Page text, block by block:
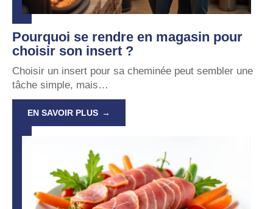
Pourquoi se rendre en magasin pour
choisir son insert ?
Choisir un insert pour sa cheminée peut sembler une
tâche simple, mais…
EN SAVOIR PLUS